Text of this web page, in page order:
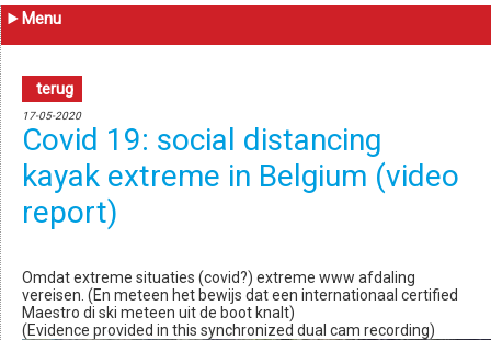
Menu
terug
17-05-2020
Covid 19: social distancing
kayak extreme in Belgium (video
report)
Omdat extreme situaties (covid?) extreme www afdaling
vereisen. (En meteen het bewijs dat een internationaal certified
Maestro di ski meteen uit de boot knalt)
(Evidence provided in this synchronized dual cam recording)